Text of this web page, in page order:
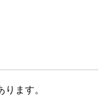
ます。